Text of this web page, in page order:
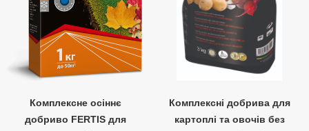
Комплексне осіннє
добриво FERTIS для
Комплексні добрива для
картоплі та овочів без